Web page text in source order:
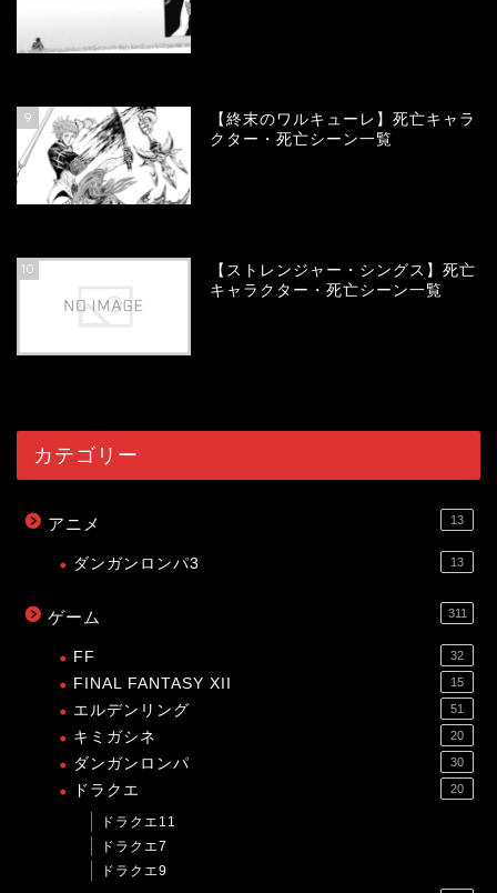
9
【終末のワルキューレ】死亡キャラ
クター・死亡シーン一覧
10
【ストレンジャー・シングス】死亡
キャラクター・死亡シーン一覧
カテゴリー
アニメ 13
ダンガンロンパ3 13
ゲーム 311
FF 32
FINAL FANTASY XII 15
エルデンリング 51
キミガシネ 20
ダンガンロンパ 30
ドラクエ 20
ドラクエ11
ドラクエ7
ドラクエ9